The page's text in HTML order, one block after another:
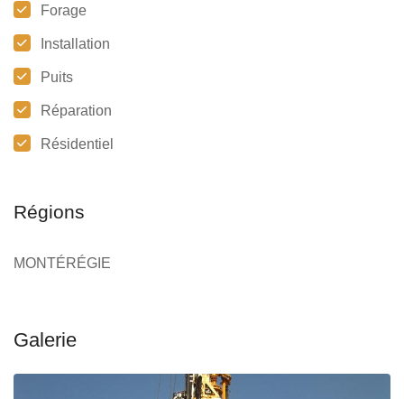
Forage
Installation
Puits
Réparation
Résidentiel
Régions
MONTÉRÉGIE